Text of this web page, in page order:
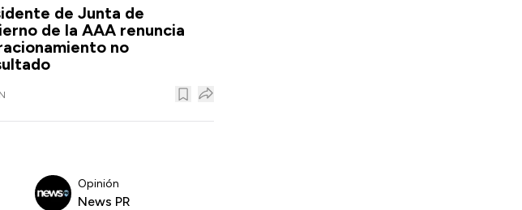
de Junta de
de la AAA renuncia
no
Opinión
News PR